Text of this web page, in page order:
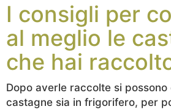
I consigli per
al meglio le
che hai
Dopo averle raccolte si
castagne sia in frigorifero, per